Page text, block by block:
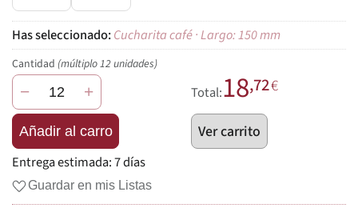
Cucharita café · Largo: 150 mm
Cantidad (múltiplo 12 unidades)
− +
Añadir al carro
Total:18,72€
Ver carrito
Entrega estimada:7 días
Guardar en mis Listas